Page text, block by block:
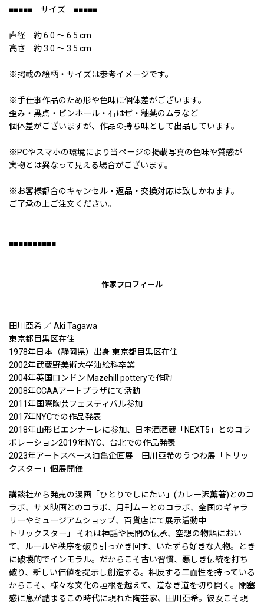
■■■■■ サイズ ■■■■■
直径 約 6.0 〜 6.5 cm
高さ 約 3.0 〜 3.5 cm
※掲載の絵柄・サイズは参考イメージです。
※手仕事作品のため形や色味に個体差がございます。
歪み・黒点・ピンホール・石はぜ・釉薬のムラなど
個体差がございますが、作品の持ち味として出品しています。
※PCやスマホの環境により当ページの掲載写真の色味や質感が
実物とは異なって見える場合がございます。
※お客様都合のキャンセル・返品・交換対応は致しかねます。
ご了承の上ご注文ください。
■■■■■■■■■■
作家プロフィール
田川亞希 ／ Aki Tagawa
東京都目黒区在住
1978年日本（静岡県）出身 東京都目黒区在住
2002年武蔵野美術大学油絵科卒業
2004年英国ロンドン Mazehill potteryで作陶
2008年CCAAアートプラザにて活動
2011年国際陶芸フェスティバル参加
2017年NYCでの作品発表
2018年山形ビエンナーレに参加、日本酒酒蔵「NEXT5」とのコラ
ボレーション2019年NYC、台北での作品発表
2023年アートスペース油亀企画展 田川亞希のうつわ展「トリッ
クスター」個展開催
講談社から発売の漫画「ひとりでしにたい」(カレー沢薫著)とのコ
ラボ、サメ映画とのコラボ、月刊ムーとのコラボ、全国のギャラ
リーやミュージアムショップ、百貨店にて展示活動中
トリックスター」 それは神話や民間の伝承、空想の物語におい
て、ルールや秩序を破り引っかき回す、いたずら好きな人物。とき
に破壊的でインモラル。だからこそ古い習慣、悪しき伝統を打ち
破り、新しい価値を提示し創造する。相反する二面性を持っている
からこそ、様々な文化の垣根を越えて、道なき道を切り開く。閉塞
感に息が詰まるこの時代に現れた陶芸家、田川亞希。彼女こそ現